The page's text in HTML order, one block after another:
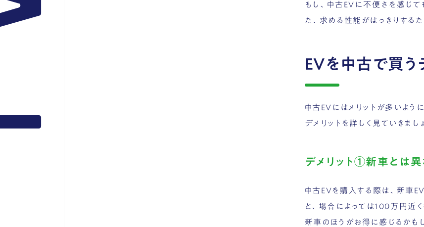
もし、中古EVに不便さを感じ
た、求める性能がはっきりする
EVを中古で買う
中古EVにはメリットが多いよう
デメリットを詳しく見ていきましょ
デメリット①新車とは
中古EVを購入する際は、新車
と、場合によっては100万円近
新車のほうがお得に感じるかも